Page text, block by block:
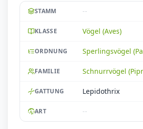
STAMM --
KLASSE Vögel (Aves)
ORDNUNG Sperlingsvögel
FAMILIE Schnurrvögel
GATTUNG Lepidothrix
ART --